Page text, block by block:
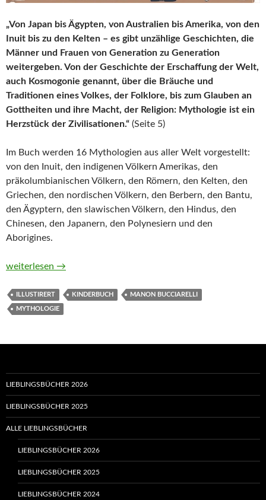
„Von Japan bis Ägypten, von Australien bis Amerika, von den
Inuit bis zu den Kelten – es gibt unzählige Geschichten, die
Männer und Frauen von Generation zu Generation
weitergeben. Von der Geschichte der Erschaffung der Welt,
auch Kosmogonie genannt, über die Bräuche und
Traditionen eines Volkes, der Folklore, bis zum Glauben an
Gottheiten und ihre Macht, der Religion: Mythologie ist ein
Herzstück der Zivilisationen.“ (Seite 5)
Im Buch werden 16 Mythologien aus aller Welt vorgestellt:
von den Inuit, den indigenen Völkern Amerikas, den
präkolumbianischen Völkern, den Römern, den Kelten, den
Griechen, den nordischen Völkern, den Berbern, den Bantu,
den Ägyptern, den slawischen Völkern, den Hindus, den
Chinesen, den Japanern, den Polynesiern und den
Aborigines.
Suche, Finde & Entdecke. Mythen von Manon Bucciarelli
weiterlesen →
ILLUSTIRERT KINDERBUCH MANON BUCCIARELLI
MYTHOLOGIE
LIEBLINGSBÜCHER 2026
LIEBLINGSBÜCHER 2025
ALLE LIEBLINGSBÜCHER
LIEBLINGSBÜCHER 2026
LIEBLINGSBÜCHER 2025
LIEBLINGSBÜCHER 2024